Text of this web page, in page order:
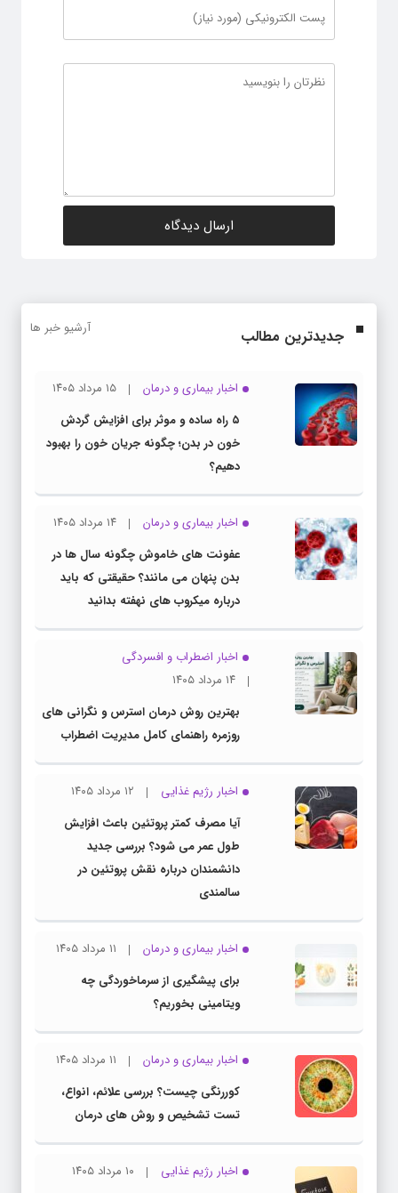
جدیدترین مطالب آرشیو خبر ها
اخبار بیماری و درمان
۱۵ مرداد ۱۴۰۵
۵ راه ساده و موثر برای افزایش گردش
خون در بدن؛ چگونه جریان خون را بهبود
دهیم؟
اخبار بیماری و درمان
۱۴ مرداد ۱۴۰۵
عفونت های خاموش چگونه سال ها در
بدن پنهان می مانند؟ حقیقتی که باید
درباره میکروب های نهفته بدانید
اخبار اضطراب و افسردگی
۱۴ مرداد ۱۴۰۵
بهترین روش درمان استرس و نگرانی های
روزمره راهنمای کامل مدیریت اضطراب
اخبار رژیم غذایی
۱۲ مرداد ۱۴۰۵
آیا مصرف کمتر پروتئین باعث افزایش
طول عمر می شود؟ بررسی جدید
دانشمندان درباره نقش پروتئین در
سالمندی
اخبار بیماری و درمان
۱۱ مرداد ۱۴۰۵
برای پیشگیری از سرماخوردگی چه
ویتامینی بخوریم؟
اخبار بیماری و درمان
۱۱ مرداد ۱۴۰۵
کوررنگی چیست؟ بررسی علائم، انواع،
تست تشخیص و روش های درمان
اخبار رژیم غذایی
۱۰ مرداد ۱۴۰۵